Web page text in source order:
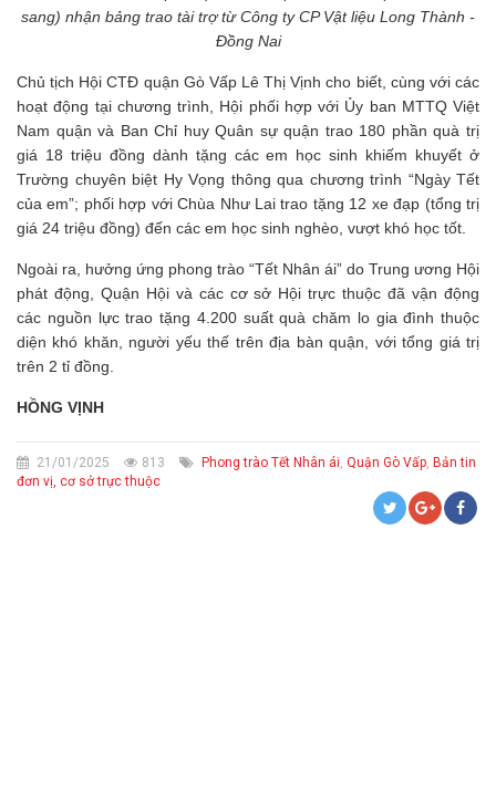
sang) nhận bảng trao tài trợ từ Công ty CP Vật liệu Long Thành -
Đồng Nai
Chủ tịch Hội CTĐ quận Gò Vấp Lê Thị Vịnh cho biết, cùng với các
hoạt động tại chương trình, Hội phối hợp với Ủy ban MTTQ Việt
Nam quận và Ban Chỉ huy Quân sự quận trao 180 phần quà trị
giá 18 triệu đồng dành tặng các em học sinh khiếm khuyết ở
Trường chuyên biệt Hy Vọng thông qua chương trình “Ngày Tết
của em”; phối hợp với Chùa Như Lai trao tặng 12 xe đạp (tổng trị
giá 24 triệu đồng) đến các em học sinh nghèo, vượt khó học tốt.
Ngoài ra, hưởng ứng phong trào “Tết Nhân ái” do Trung ương Hội
phát động, Quận Hội và các cơ sở Hội trực thuộc đã vận động
các nguồn lực trao tặng 4.200 suất quà chăm lo gia đình thuộc
diện khó khăn, người yếu thế trên địa bàn quận, với tổng giá trị
trên 2 tỉ đồng.
HỒNG VỊNH
21/01/2025 813 Phong trào Tết Nhân ái Quận Gò Vấp Bản tin
đơn vị, cơ sở trực thuộc